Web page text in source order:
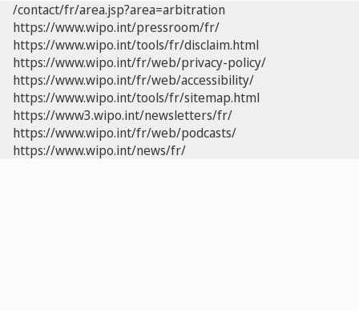
/contact/fr/area.jsp?area=arbitration
https://www.wipo.int/pressroom/fr/
https://www.wipo.int/tools/fr/disclaim.html
https://www.wipo.int/fr/web/privacy-policy/
https://www.wipo.int/fr/web/accessibility/
https://www.wipo.int/tools/fr/sitemap.html
https://www3.wipo.int/newsletters/fr/
https://www.wipo.int/fr/web/podcasts/
https://www.wipo.int/news/fr/